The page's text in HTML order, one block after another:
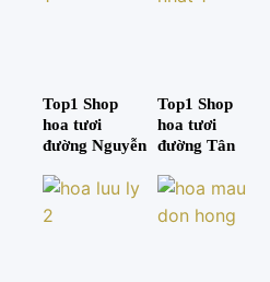
Top1 Shop
hoa tươi
đường Nguyễn
Top1 Shop
hoa tươi
đường Tân